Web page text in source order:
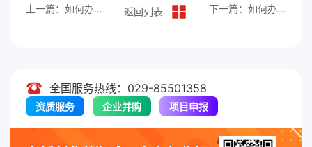
上一篇：如何办理国际专利？ 返回列表 下一篇：如何办理商标续展？
全国服务热线：029-85501358
资质服务 企业并购 项目申报